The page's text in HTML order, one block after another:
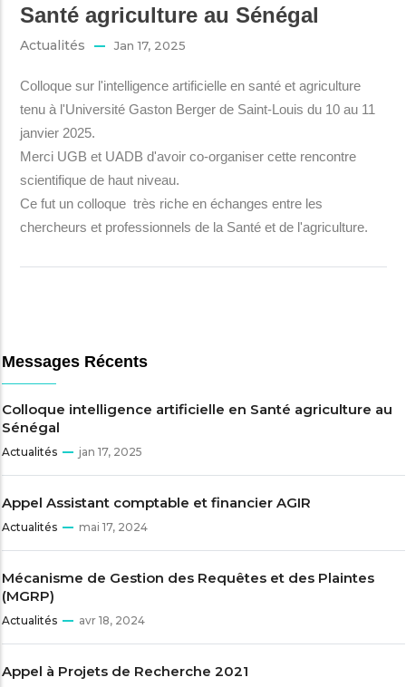
Santé agriculture au Sénégal
Actualités Jan 17, 2025
Colloque sur l'intelligence artificielle en santé et agriculture
tenu à l'Université Gaston Berger de Saint-Louis du 10 au 11
janvier 2025.
Merci UGB et UADB d'avoir co-organiser cette rencontre
scientifique de haut niveau.
Ce fut un colloque très riche en échanges entre les
chercheurs et professionnels de la Santé et de l'agriculture.
Messages Récents
Colloque intelligence artificielle en Santé agriculture au
Sénégal
Actualités jan 17, 2025
Appel Assistant comptable et financier AGIR
Actualités mai 17, 2024
Mécanisme de Gestion des Requêtes et des Plaintes
(MGRP)
Actualités avr 18, 2024
Appel à Projets de Recherche 2021